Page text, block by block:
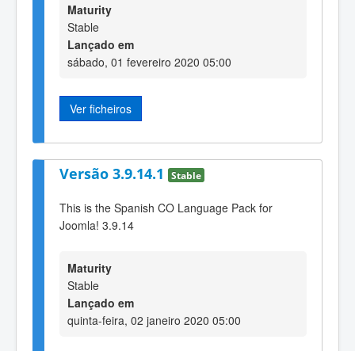
Maturity
Stable
Lançado em
sábado, 01 fevereiro 2020 05:00
Ver ficheiros
Versão 3.9.14.1 Stable
This is the Spanish CO Language Pack for
Joomla! 3.9.14
Maturity
Stable
Lançado em
quinta-feira, 02 janeiro 2020 05:00